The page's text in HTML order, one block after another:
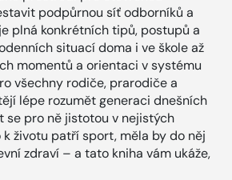
podpůrnou síť odborníků a
plná konkrétních tipů, postupů a
situací doma i ve škole až
momentů a orientaci v systému
všechny rodiče, prarodiče a
lépe rozumět generaci dnešních
se pro ně jistotou v nejistých
k životu patří sport, měla by do něj
zdraví – a tato kniha vám ukáže,